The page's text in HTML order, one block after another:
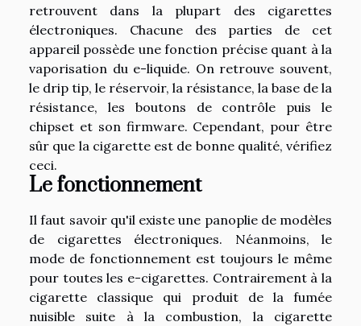
retrouvent dans la plupart des cigarettes
électroniques. Chacune des parties de cet
appareil possède une fonction précise quant à la
vaporisation du e-liquide. On retrouve souvent,
le drip tip, le réservoir, la résistance, la base de la
résistance, les boutons de contrôle puis le
chipset et son firmware. Cependant, pour être
sûr que la cigarette est de bonne qualité, vérifiez
ceci.
Le fonctionnement
Il faut savoir qu'il existe une panoplie de modèles
de cigarettes électroniques. Néanmoins, le
mode de fonctionnement est toujours le même
pour toutes les e-cigarettes. Contrairement à la
cigarette classique qui produit de la fumée
nuisible suite à la combustion, la cigarette